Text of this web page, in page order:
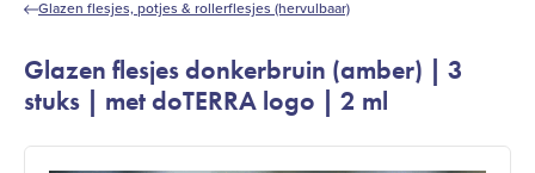
Glazen flesjes, potjes & rollerflesjes (hervulbaar)
Glazen flesjes donkerbruin (amber) | 3
stuks | met doTERRA logo | 2 ml